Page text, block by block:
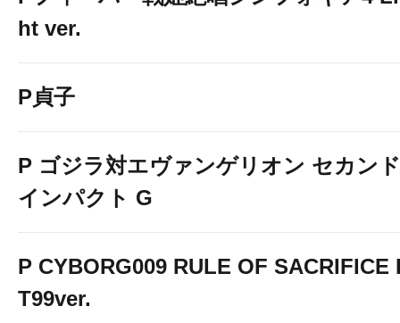
ht ver.
P貞子
P ゴジラ対エヴァンゲリオン セカンド
インパクト G
P CYBORG009 RULE OF SACRIFICE
T99ver.